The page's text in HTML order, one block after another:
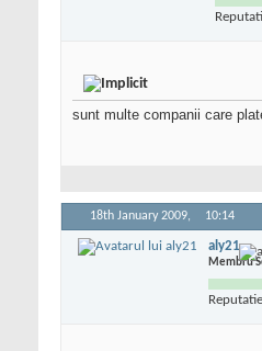
sunt multe companii care
18th January 2009, 10:14
aly21
Membru